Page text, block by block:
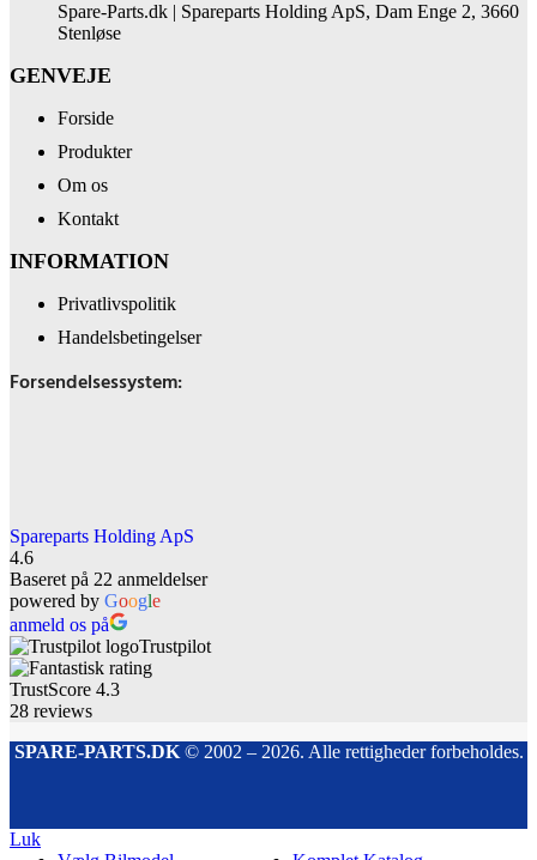
Spare-Parts.dk | Spareparts Holding ApS, Dam Enge 2, 3660
Stenløse
GENVEJE
Forside
Produkter
Om os
Kontakt
INFORMATION
Privatlivspolitik
Handelsbetingelser
Forsendelsessystem:
Spareparts Holding ApS
4.6
Baseret på 22 anmeldelser
powered by Google
anmeld os på
Trustpilot
TrustScore 4.3
28 reviews
SPARE-PARTS.DK© 2002 – 2026. Alle rettigheder forbeholdes.
Luk